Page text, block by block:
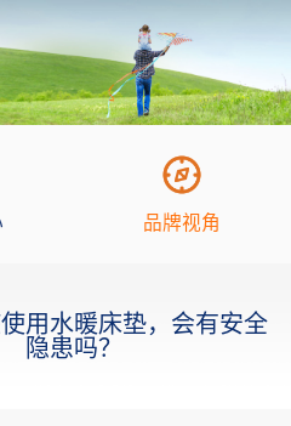
品牌视角
用水暖床垫，会有安全
隐患吗？